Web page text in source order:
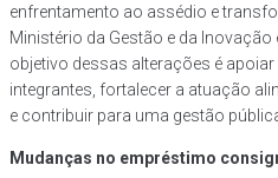
enfrentamento ao assédio e
Ministério da Gestão e da
objetivo dessas alterações é
integrantes, fortalecer a atuação
e contribuir para uma gestão
Mudanças no empréstimo